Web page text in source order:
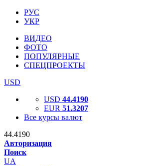
РУС
УКР
ВИДЕО
ФОТО
ПОПУЛЯРНЫЕ
СПЕЦПРОЕКТЫ
USD
USD 44.4190
EUR 51.3207
Все курсы валют
44.4190
Авторизация
Поиск
UA